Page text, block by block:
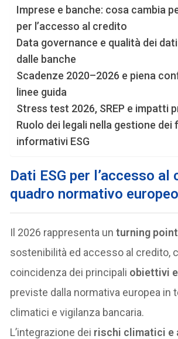
Imprese e banche: cosa cambia
per l’accesso al credito
Data governance e qualità dei
dalle banche
Scadenze 2020–2026 e piena
linee guida
Stress test 2026, SREP e impatti
Ruolo dei legali nella gestione dei
informativi ESG
Dati ESG per l’accesso al
quadro normativo europeo
Il 2026 rappresenta unturning point
sostenibilità ed accesso al credito,
coincidenza dei principali obiettivi
previste dalla normativa europea in
climatici e vigilanza bancaria.
L’integrazione dei rischi climatici e